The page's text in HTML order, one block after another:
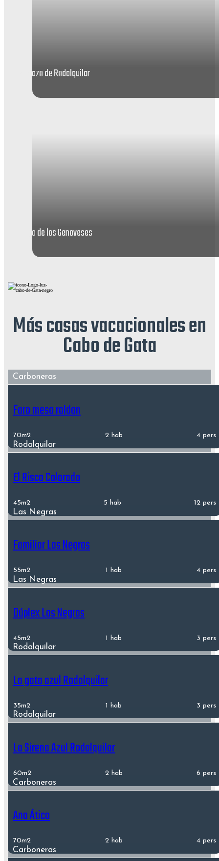
Playazo de Rodalquilar
Playa de los Genoveses
Más casas vacacionales en
Cabo de Gata
Carboneras
Faro mesa roldan
70m2 2 hab 4 pers
Rodalquilar
El Risco Colorado
45m2 5 hab 12 pers
Las Negras
Familiar Las Negras
55m2 1 hab 4 pers
Las Negras
Dúplex Las Negras
45m2 1 hab 3 pers
Rodalquilar
La gata azul Rodalquilar
35m2 1 hab 3 pers
Rodalquilar
La Sirena Azul Rodalquilar
60m2 2 hab 6 pers
Carboneras
Ana Ático
70m2 2 hab 4 pers
Carboneras